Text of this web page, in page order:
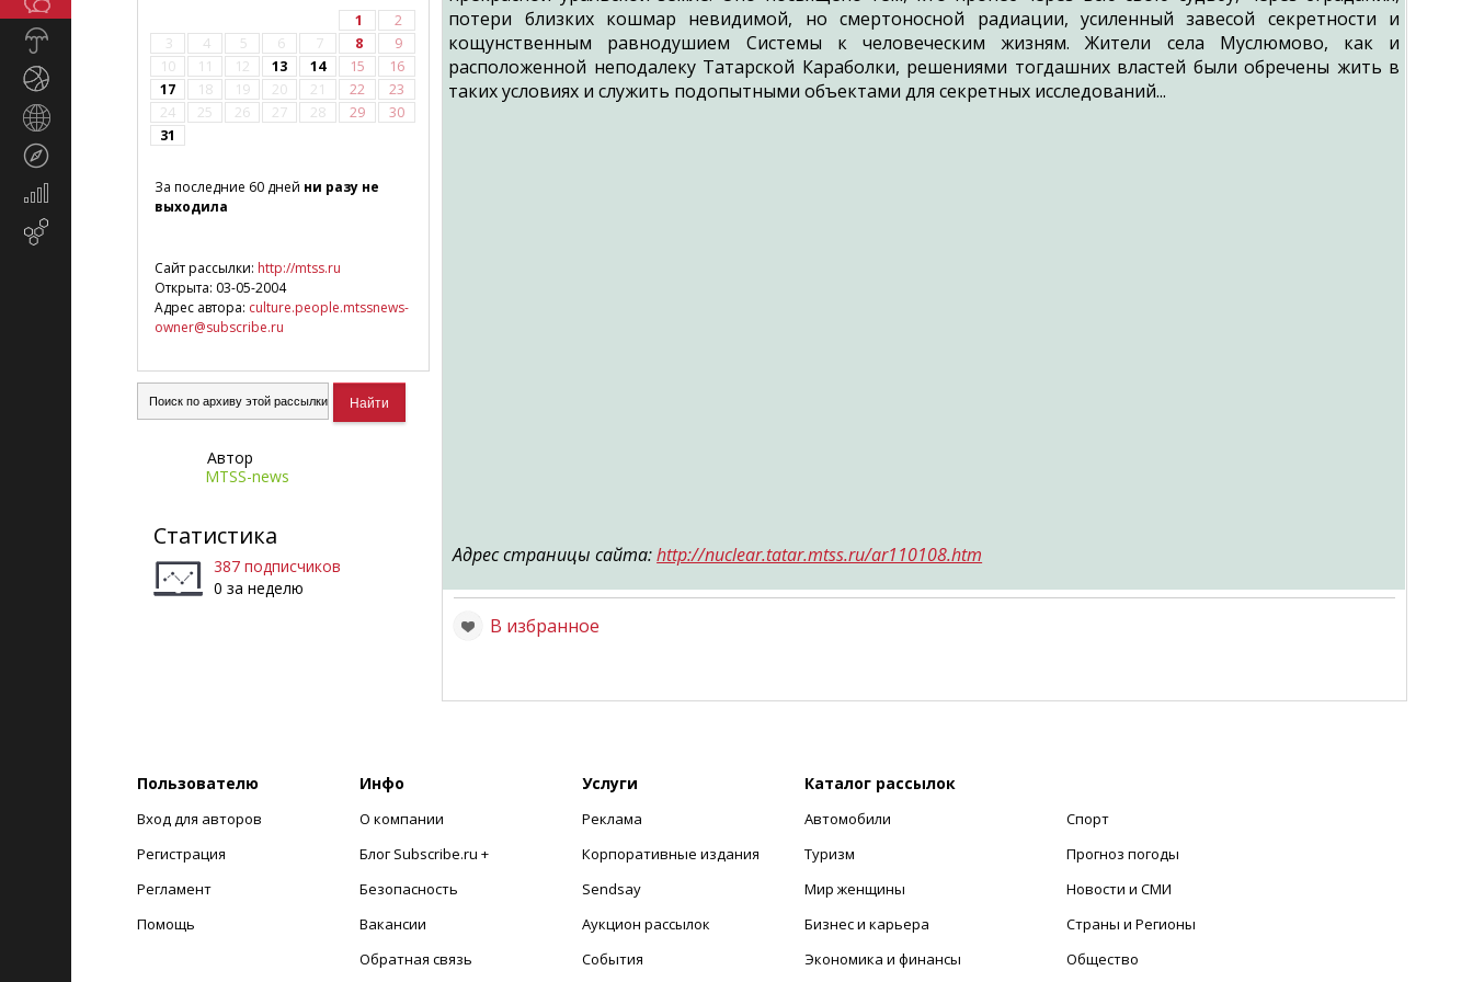
Экономика
1
2
3
4 5 6 7 8
9
10
11 12 13 14 15
16
17
18 19 20 21 22
23
24
25 26 27 28 29
30
31
За последние 60 дней ни разу не
выходила
Сайт рассылки: http://mtss.ru
Открыта: 03-05-2004
Адрес автора: culture.people.mtssnews-
owner@subscribe.ru
Автор
MTSS-news
Статистика
387 подписчиков
0 за неделю
потери близких кошмар невидимой, но смертоносной радиации, усиленный завесой секретности и
кощунственным равнодушием Системы к человеческим жизням. Жители села Муслюмово, как и
расположенной неподалеку Татарской Караболки, решениями тогдашних властей были обречены жить в
таких условиях и служить подопытными объектами для секретных исследований...
Адрес страницы сайта:http://nuclear.tatar.mtss.ru/ar110108.htm
В избранное
Пользователю
Вход для авторов
Регистрация
Регламент
Помощь
Инфо
О компании
Блог Subscribe.ru +
Безопасность
Вакансии
Обратная связь
Услуги
Реклама
Корпоративные издания
Sendsay
Аукцион рассылок
События
Каталог рассылок
Автомобили
Туризм
Мир женщины
Бизнес и карьера
Экономика и финансы
Спорт
Прогноз погоды
Новости и СМИ
Страны и Регионы
Общество